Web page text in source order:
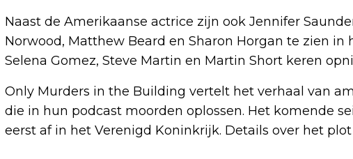
Naast de Amerikaanse actrice zijn ook Jennifer
Norwood, Matthew Beard en Sharon Horgan te zien in
Selena Gomez, Steve Martin en Martin Short keren
Only Murders in the Building vertelt het verhaal van
die in hun podcast moorden oplossen. Het komende
eerst af in het Verenigd Koninkrijk. Details over het